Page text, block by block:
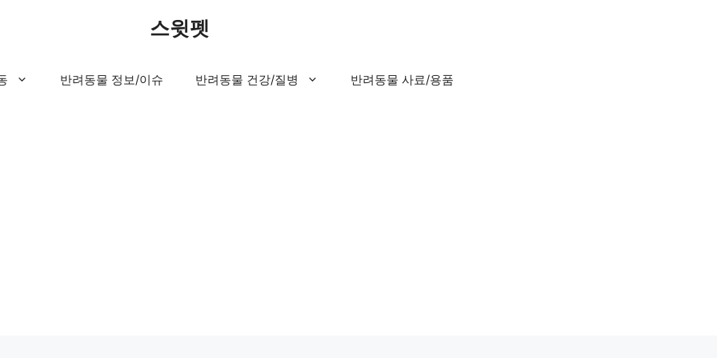
스윗펫
반려동물 정보/이슈 반려동물 건강/질병 반려동물 사료/용품